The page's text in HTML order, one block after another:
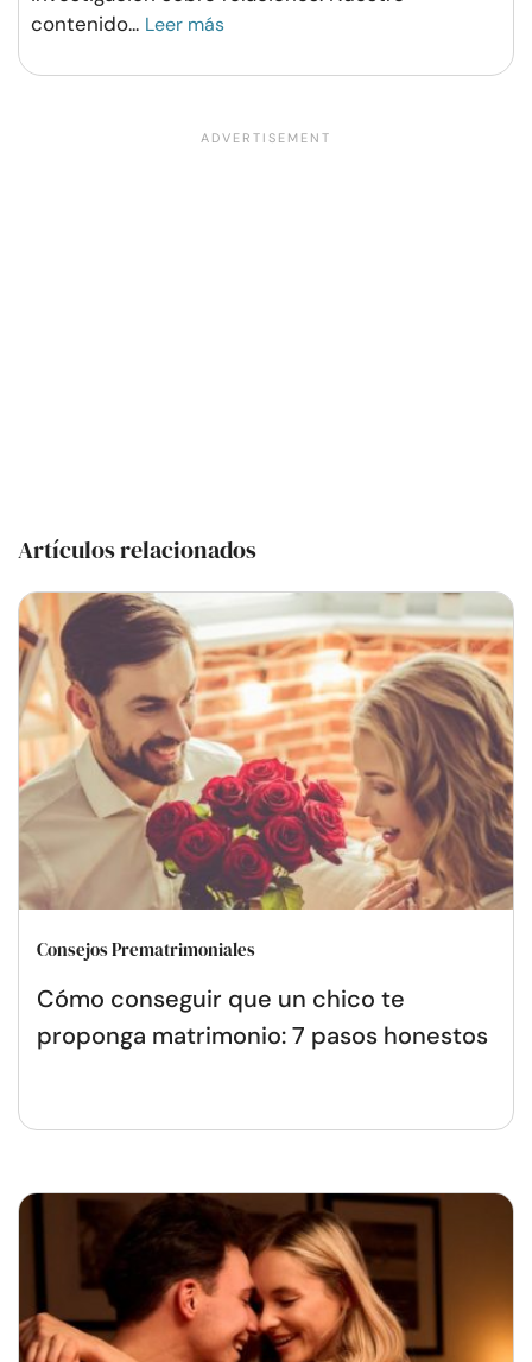
contenido... Leer más
Artículos relacionados
Consejos Prematrimoniales
Cómo conseguir que un chico te
proponga matrimonio: 7 pasos honestos